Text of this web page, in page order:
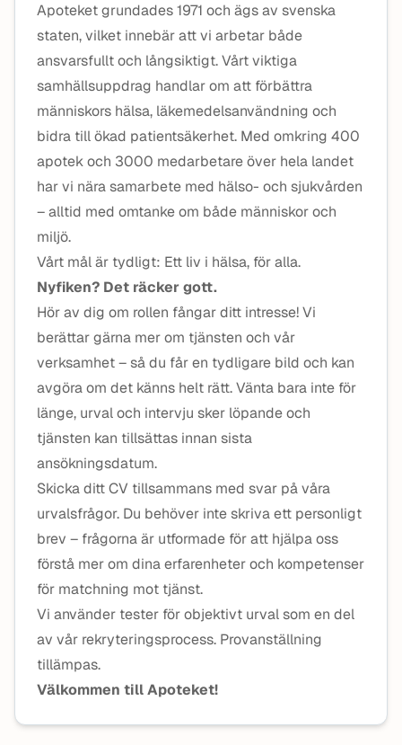
Apoteket grundades 1971 och ägs av svenska
staten, vilket innebär att vi arbetar både
ansvarsfullt och långsiktigt. Vårt viktiga
samhällsuppdrag handlar om att förbättra
människors hälsa, läkemedelsanvändning och
bidra till ökad patientsäkerhet. Med omkring 400
apotek och 3000 medarbetare över hela landet
har vi nära samarbete med hälso- och sjukvården
– alltid med omtanke om både människor och
miljö.
Vårt mål är tydligt: Ett liv i hälsa, för alla.
Nyfiken? Det räcker gott.
Hör av dig om rollen fångar ditt intresse! Vi
berättar gärna mer om tjänsten och vår
verksamhet – så du får en tydligare bild och kan
avgöra om det känns helt rätt. Vänta bara inte för
länge, urval och intervju sker löpande och
tjänsten kan tillsättas innan sista
ansökningsdatum.
Skicka ditt CV tillsammans med svar på våra
urvalsfrågor. Du behöver inte skriva ett personligt
brev – frågorna är utformade för att hjälpa oss
förstå mer om dina erfarenheter och kompetenser
för matchning mot tjänst.
Vi använder tester för objektivt urval som en del
av vår rekryteringsprocess. Provanställning
tillämpas.
Välkommen till Apoteket!